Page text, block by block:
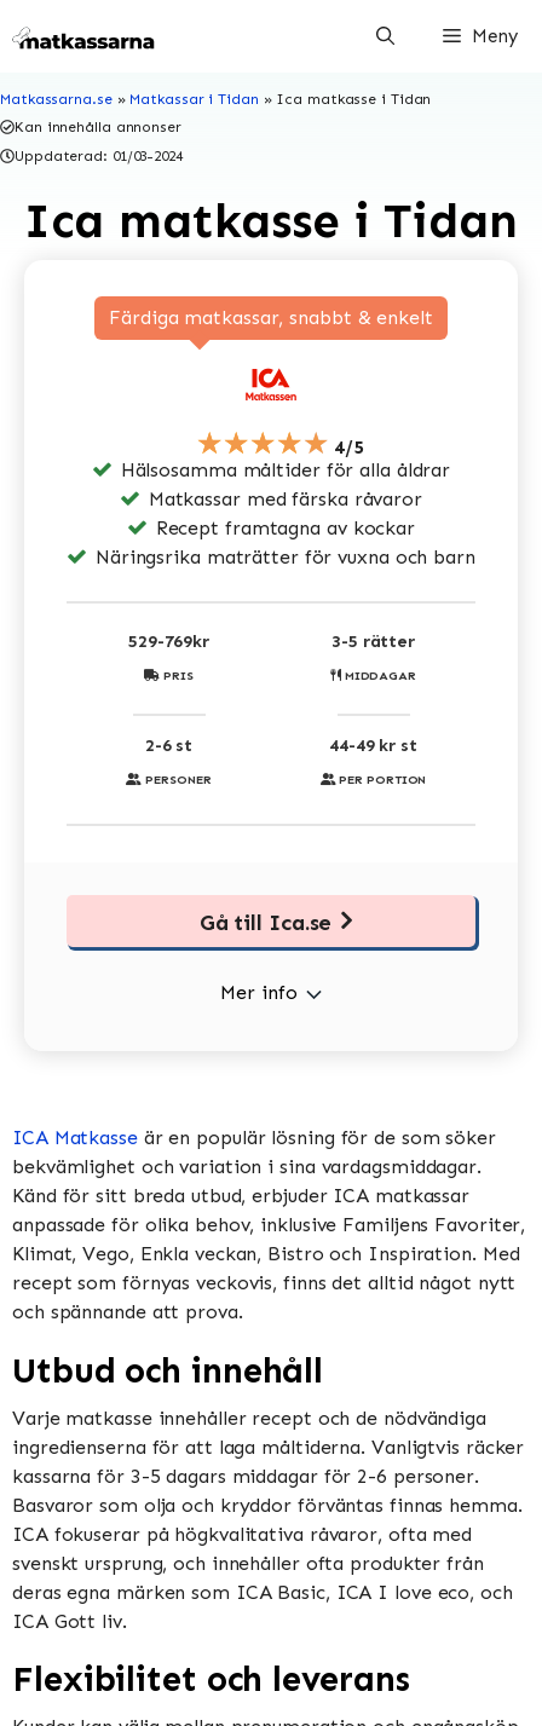
till
Meny
Matkassarna.se» Matkassar i Tidan » Ica matkasse i Tidan
Kan innehålla annonser
Uppdaterad: 01/03-2024
Ica matkasse i Tidan
Färdiga matkassar, snabbt & enkelt
★★★★★ 4/5
Hälsosamma måltider för alla åldrar
Matkassar med färska råvaror
Recept framtagna av kockar
Näringsrika maträtter för vuxna och barn
PRIS
529-769kr
MIDDAGAR
3-5 rätter
PERSONER
2-6 st
PER PORTION
44-49 kr st
Mer info
Gå till Ica.se
ICA Matkasseär en populär lösning för de som söker
bekvämlighet och variation i sina vardagsmiddagar.
Känd för sitt breda utbud, erbjuder ICA matkassar
anpassade för olika behov, inklusive Familjens Favoriter,
Klimat, Vego, Enkla veckan, Bistro och Inspiration​​​​. Med
recept som förnyas veckovis, finns det alltid något nytt
och spännande att prova​​.
Utbud och innehåll
Varje matkasse innehåller recept och de nödvändiga
ingredienserna för att laga måltiderna. Vanligtvis räcker
kassarna för 3-5 dagars middagar för 2-6 personer.
Basvaror som olja och kryddor förväntas finnas hemma​​.
ICA fokuserar på högkvalitativa råvaror, ofta med
svenskt ursprung, och innehåller ofta produkter från
deras egna märken som ICA Basic, ICA I love eco, och
ICA Gott liv​​.
Flexibilitet och leverans